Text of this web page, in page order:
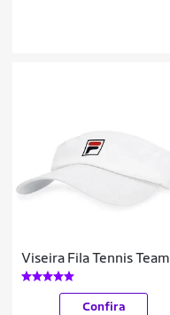
Viseira Fila Tennis Team
Confira